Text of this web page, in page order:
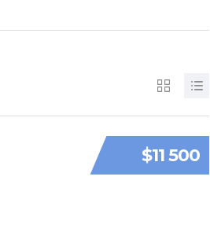
$11 500